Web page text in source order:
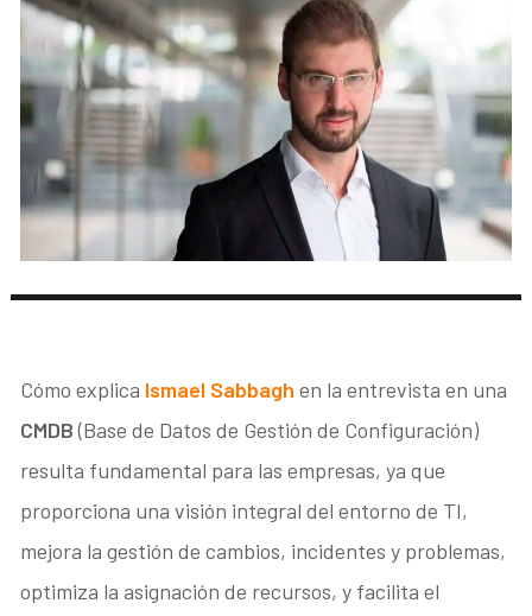
Cómo explica Ismael Sabbagh en la entrevista en una
CMDB(Base de Datos de Gestión de Configuración)
resulta fundamental para las empresas, ya que
proporciona una visión integral del entorno de TI,
mejora la gestión de cambios, incidentes y problemas,
optimiza la asignación de recursos, y facilita el